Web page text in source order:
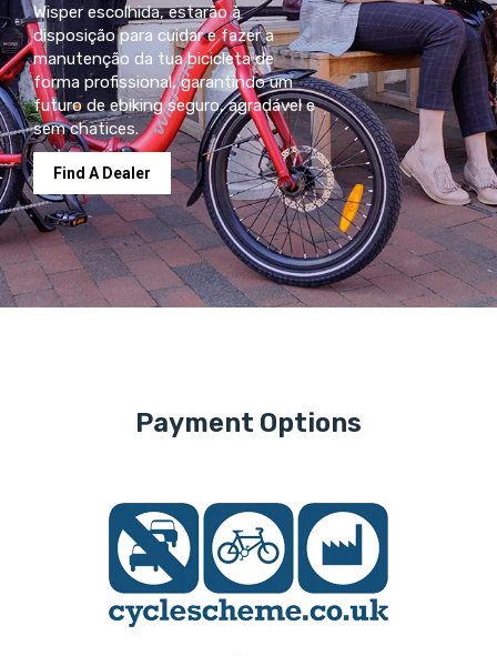
Wisper escolhida, estarão à
disposição para cuidar e fazer a
manutenção da tua bicicleta de
forma profissional, garantindo um
futuro de ebiking seguro, agradável e
sem chatices.
Find A Dealer
Payment Options